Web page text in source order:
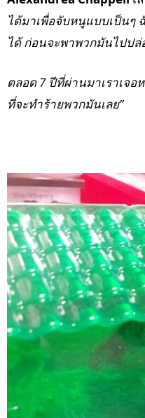
ได้มาเพื่อจับหนูแบบเป็นๆ
ได้ ก่อนจะพาพวกมันไปปล่
ตลอด 7 ปีที่ผ่านมาเราเจ
ที่จะทำร้ายพวกมันเลย”